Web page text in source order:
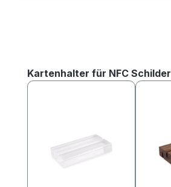
Produktgalerie überspringen
Kartenhalter für NFC Schilder